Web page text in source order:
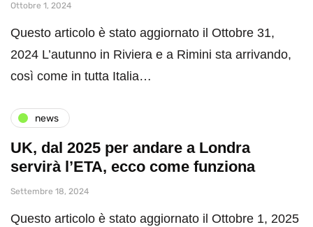
Ottobre 1, 2024
Questo articolo è stato aggiornato il Ottobre 31,
2024 L’autunno in Riviera e a Rimini sta arrivando,
così come in tutta Italia…
news
UK, dal 2025 per andare a Londra
servirà l’ETA, ecco come funziona
Settembre 18, 2024
Questo articolo è stato aggiornato il Ottobre 1, 2025